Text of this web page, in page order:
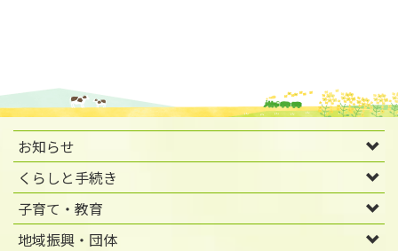
お知らせ
くらしと手続き
子育て・教育
地域振興・団体